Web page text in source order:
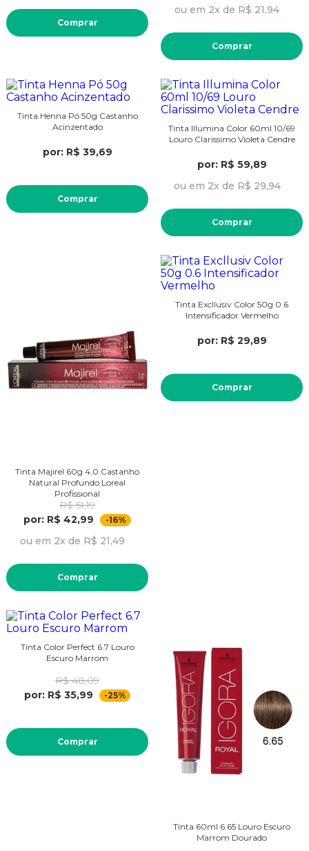
Comprar
ou em 2x de R$ 21,94
Comprar
Tinta Henna Pó 50g Castanho
Acinzentado
por: R$ 39,69
Comprar
Tinta Illumina Color 60ml 10/69
Louro Clarissimo Violeta Cendre
por: R$ 59,89
ou em 2x de R$ 29,94
Comprar
Tinta Majirel 60g 4.0 Castanho
Natural Profundo Loreal
Profissional
R$ 51,19
por: R$ 42,99
-16%
ou em 2x de R$ 21,49
Comprar
Tinta Excllusiv Color 50g 0.6
Intensificador Vermelho
por: R$ 29,89
Comprar
Tinta Color Perfect 6.7 Louro
Escuro Marrom
R$ 48,09
por: R$ 35,99
-25%
Comprar
Tinta 60ml 6.65 Louro Escuro
Marrom Dourado